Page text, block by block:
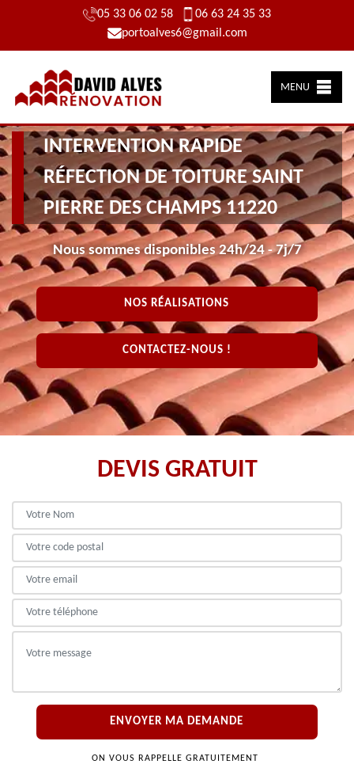
05 33 06 02 58
06 63 24 35 33
portoalves6@gmail.com
MENU
INTERVENTION RAPIDE
RÉFECTION DE TOITURE SAINT
PIERRE DES CHAMPS 11220
Nous sommes disponibles 24h/24 - 7j/7
NOS RÉALISATIONS
CONTACTEZ-NOUS !
DEVIS GRATUIT
ON VOUS RAPPELLE GRATUITEMENT